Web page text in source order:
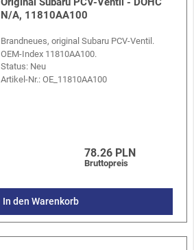
N/A, 11810AA100
Brandneues, original Subaru PCV-Ventil.
OEM-Index 11810AA100.
Status: Neu
Artikel-Nr.:OE_11810AA100
78.26 PLN
Bruttopreis
In den Warenkorb